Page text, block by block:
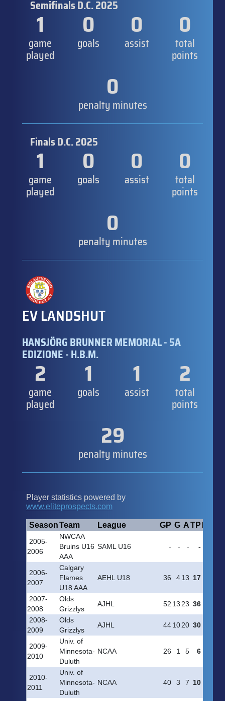
Semifinals D.C. 2025
1
game
played
0
goals
0
assist
0
total
points
0
penalty minutes
Finals D.C. 2025
1
game
played
0
goals
0
assist
0
total
points
0
penalty minutes
EV LANDSHUT
HANSJÖRG BRUNNER MEMORIAL - 5A
EDIZIONE - H.B.M.
2
game
played
1
goals
1
assist
2
total
points
29
penalty minutes